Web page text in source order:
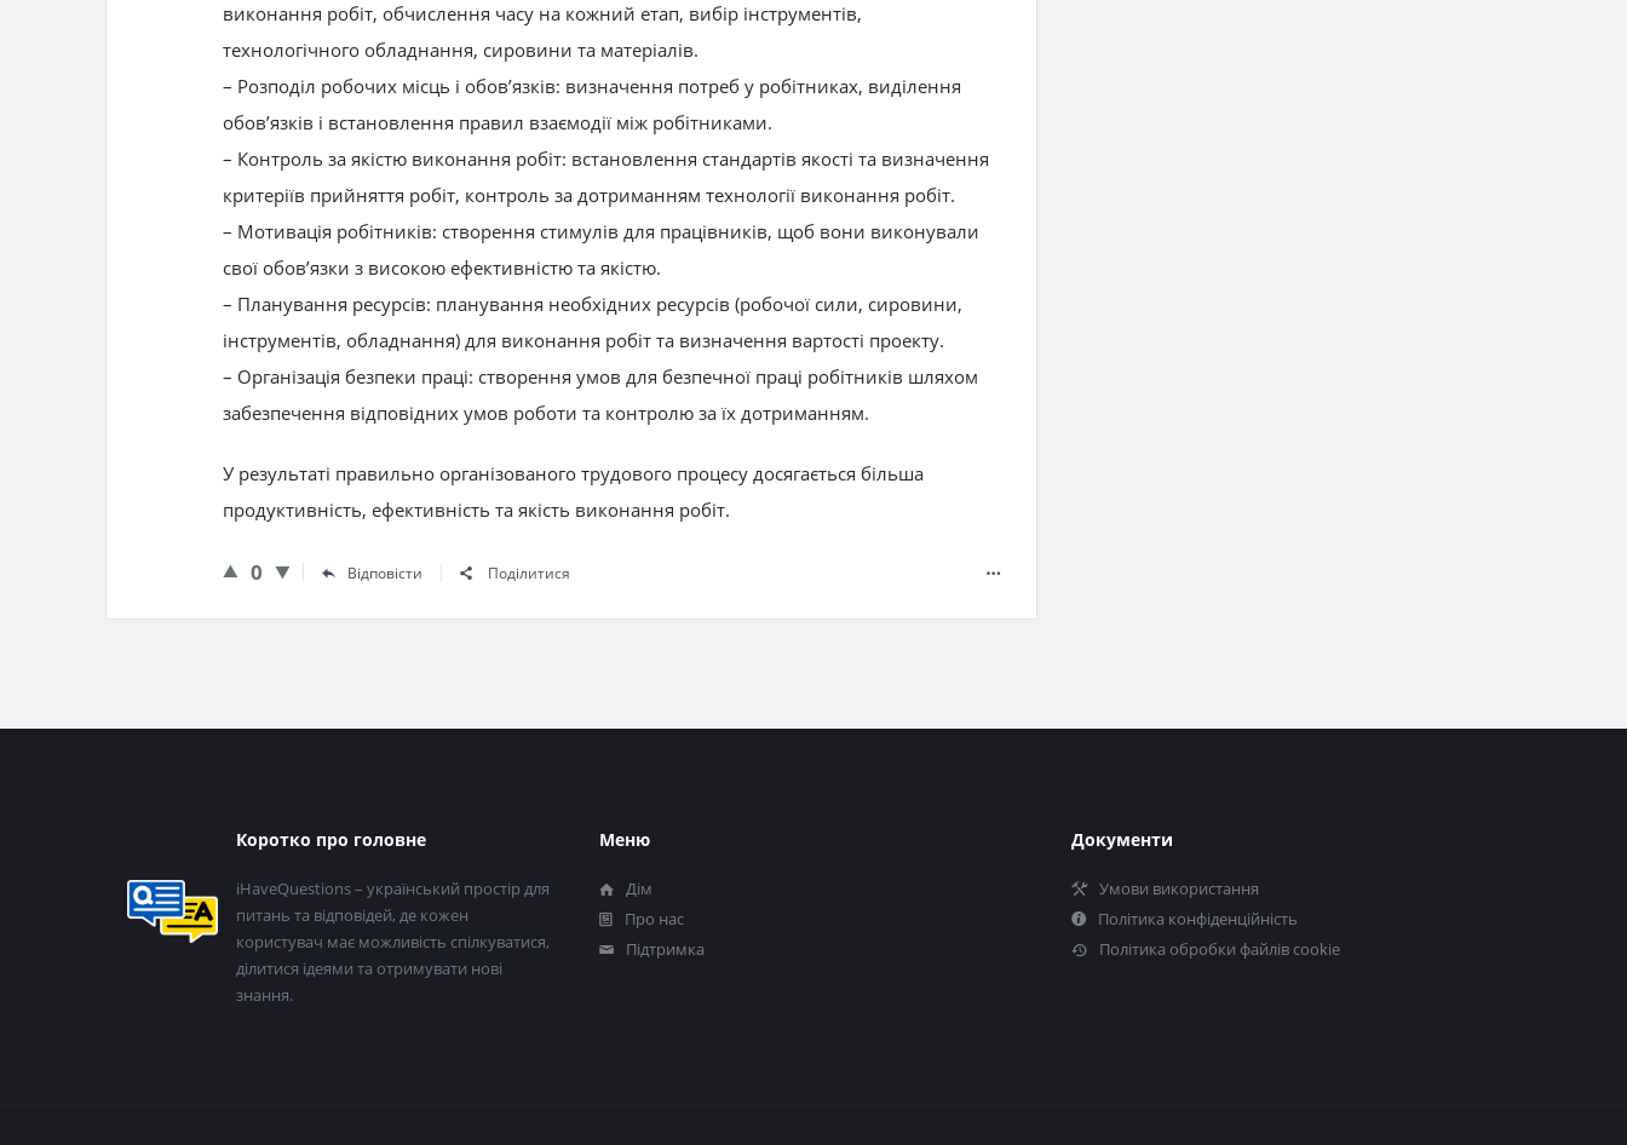
виконання робіт, обчислення часу на кожний етап, вибір інструментів,
технологічного обладнання, сировини та матеріалів.
– Розподіл робочих місць і обов’язків: визначення потреб у робітниках, виділення
обов’язків і встановлення правил взаємодії між робітниками.
– Контроль за якістю виконання робіт: встановлення стандартів якості та визначення
критеріїв прийняття робіт, контроль за дотриманням технології виконання робіт.
– Мотивація робітників: створення стимулів для працівників, щоб вони виконували
свої обов’язки з високою ефективністю та якістю.
– Планування ресурсів: планування необхідних ресурсів (робочої сили, сировини,
інструментів, обладнання) для виконання робіт та визначення вартості проекту.
– Організація безпеки праці: створення умов для безпечної праці робітників шляхом
забезпечення відповідних умов роботи та контролю за їх дотриманням.
У результаті правильно організованого трудового процесу досягається більша
продуктивність, ефективність та якість виконання робіт.
0 Відповісти Поділитися
колонтитул
Коротко про головне
iHaveQuestions – український простір для
питань та відповідей, де кожен
користувач має можливість спілкуватися,
ділитися ідеями та отримувати нові
знання.
Меню
Дім
Про нас
Підтримка
Документи
Умови використання
Політика конфіденційність
Політика обробки файлів cookie